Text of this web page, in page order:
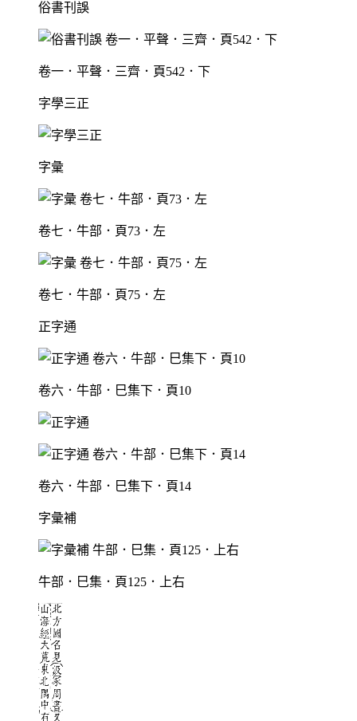
俗書刊誤
卷一．平聲．三齊．頁542．下
字學三正
字彙
卷七．牛部．頁73．左
卷七．牛部．頁75．左
正字通
卷六．牛部．巳集下．頁10
卷六．牛部．巳集下．頁14
字彙補
牛部．巳集．頁125．上右